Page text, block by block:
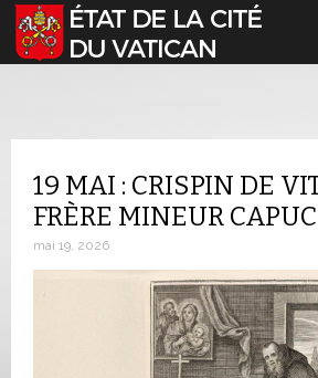
Sélectionnez votre langue
19 MAI : CRISPIN DE
FRÈRE MINEUR
mai 19, 2026